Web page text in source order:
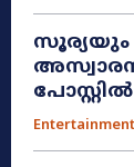
സൂര്യയും
Entertainment